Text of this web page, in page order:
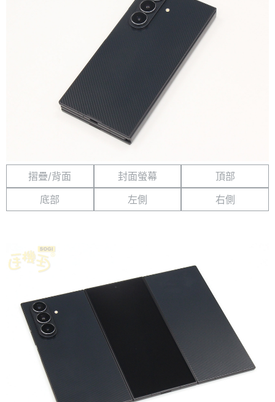
摺疊/背面 封面螢幕
頂部
底部
左側 右側